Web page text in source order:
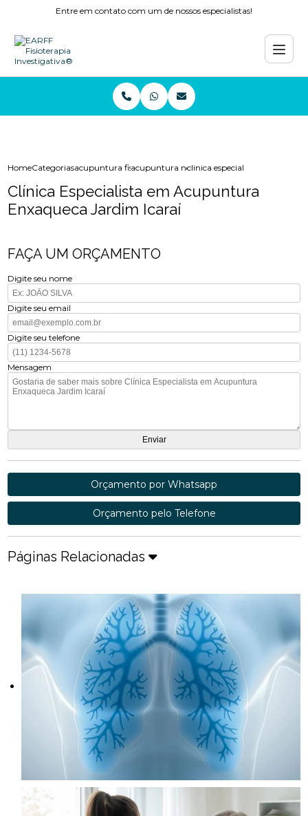
Entre em contato com um de nossos especialistas!
HomeCategoriasacupuntura fisioterapiaacupuntura nervo ciaticoclinica especialista em
Clínica Especialista em Acupuntura
Enxaqueca Jardim Icaraí
FAÇA UM ORÇAMENTO
Digite seu nome
Digite seu email
Digite seu telefone
Mensagem
Orçamento por Whatsapp
Orçamento pelo Telefone
Páginas Relacionadas